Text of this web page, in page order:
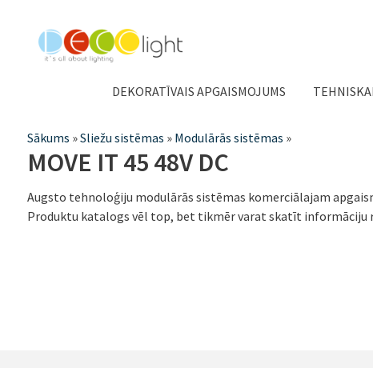
DEKORATĪVAIS APGAISMOJUMS
Jūs
atrodaties
šeit
Sākums »Sliežu sistēmas » Modulārās sistēmas »
MOVE IT 45 48V DC
Augsto tehnoloģiju modulārās sistēmas komerciālajam
Produktu katalogs vēl top, bet tikmēr varat skatīt informāciju